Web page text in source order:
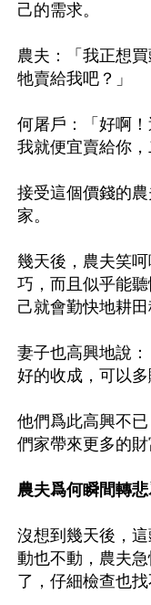
己的需求。
農夫：「我正想
牠賣給我吧？」
何屠戶：「好啊
我就便宜賣給你，
接受這個價錢的
家。
幾天後，農夫笑
巧，而且似乎能
己就會勤快地耕田
妻子也高興地說
好的收成，可以多
他們爲此高興不
們家帶來更多的財
農夫爲何瞬間轉悲
沒想到幾天後，
動也不動，農夫
了，仔細檢查也找